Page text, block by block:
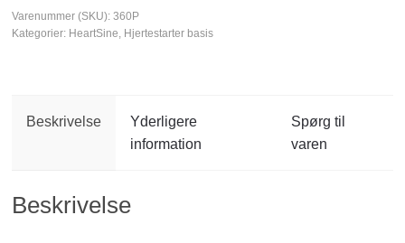
Varenummer (SKU):360P
Kategorier: HeartSine, Hjertestarter basis
Beskrivelse
Yderligere
information
Spørg til
varen
Beskrivelse